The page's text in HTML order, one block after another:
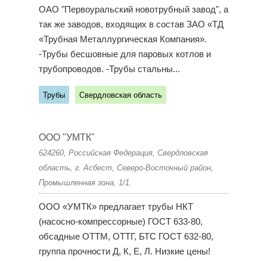
ОАО "Первоуральский новотрубный завод", а
так же заводов, входящих в состав ЗАО «ТД
«Трубная Металлургическая Компания».
-Трубы бесшовные для паровых котлов и
трубопроводов. -Трубы стальны...
Трубы Свердловская область
ООО "УМТК"
624260, Российская Федерация, Свердловская
область, г. Асбест, Северо-Восточный район,
Промышленная зона, 1/1.
ООО «УМТК» предлагает трубы НКТ
(насосно-компрессорные) ГОСТ 633-80,
обсадные ОТТМ, ОТТГ, БТС ГОСТ 632-80,
группа прочности Д, К, Е, Л. Низкие цены!